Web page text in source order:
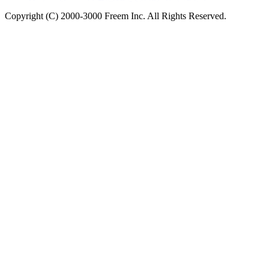
Copyright (C) 2000-3000 Freem Inc. All Rights Reserved.